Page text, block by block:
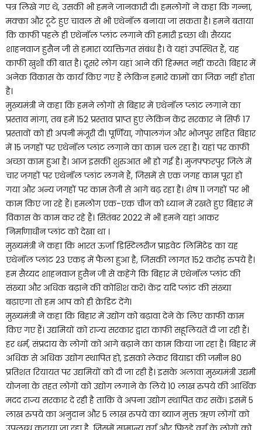
पत्र लिखे गए थे, उसकी भी हमने जानकारी दी। हमलोगों ने कहा कि गन्ना,
मक्का और टूटे हुए चावल से भी एथेनॉल बनाया जा सकता है। हमने बताया
कि काफी पहले ही एथेनॉल प्लांट लगाने की हमारी इच्छा थी। सैय्यद
शाहनवाज हुसैन जी से हमारा व्यक्तिगत संबंध है। वे यहां उपस्थित हैं, यह
काफी खुशी की बात है। दूसरे लोग यहां आने की हिम्मत नहीं करते। बिहार में
अनेक विकास के कार्य किए गए हैं लेकिन हमारे कामों का जिक्र नहीं होता
है।
मुख्यमंत्री ने कहा कि हमने लोगों से बिहार में एथेनॉल प्लांट लगाने का
प्रस्ताव मांगा, तब हमें 152 प्रस्ताव प्राप्त हुए लेकिन केंद्र सरकार ने सिर्फ 17
प्रस्तावों को ही अपनी मंजूरी दी। पूर्णिया, गोपालगंज और भोजपुर सहित बिहार
में 15 जगहों पर एथेनॉल प्लांट लगाने का काम चल रहा है। यहां पर काफी
अच्छा काम हुआ है। आज इसकी शुरुआत भी हो गई है। मुजफ्फरपुर जिले में
चार जगहों पर एथेनॉल प्लांट लगने हैं, जिसमें से एक जगह काम पूरा हो
गया और अन्य जगहों पर काम तेजी से आगे बढ़ रहा है। शेष 11 जगहों पर भी
काम किए जा रहे हैं। हमलोग एक-एक चीज को ध्यान में रखते हुए बिहार में
विकास के काम कर रहे हैं। सितंबर 2022 में भी हमने यहां आकर
निर्माणाधीन प्लांट को देखा था ।
मुख्यमंत्री ने कहा कि भारत ऊर्जा डिस्टिलरीज प्राइवेट लिमिटेड का यह
एथेनॉल प्लांट 23 एकड़ में फैला हुआ है, जिसकी लागत 152 करोड़ रुपये है।
हम सैय्यद शाहनवाज हुसैन जी से कहेंगे कि बिहार में एथेनॉल प्लांट की
संख्या और अधिक बढ़ाने की कोशिश करें। केंद्र यदि प्लांट की संख्या
बढ़ाएगा तो हम आप को ही क्रेडिट देंगे।
मुख्यमंत्री ने कहा कि बिहार में उद्योग को बढ़ावा देने के लिए काफी काम
किए गए हैं। उद्यमियों को राज्य सरकार द्वारा काफी सहूलियतें दी जा रही हैं।
हर धर्म, संप्रदाय के लोगों को आगे बढ़ाने का काम किया जा रहा है। बिहार में
अधिक से अधिक उद्योग स्थापित हो, इसको लेकर बियाडा की जमीन 80
प्रतिशत रियायत पर उद्यमियों को दी जा रही है। इसके अलावा मुख्यमंत्री उद्यमी
योजना के तहत लोगों को उद्योग लगाने के लिये 10 लाख रुपये की आर्थिक
मदद राज्य सरकार दे रही है ताकि वे अपना उद्योग स्थापित कर सकें। इसमें 5
लाख रुपये का अनुदान और 5 लाख रुपये का ब्याज मुक्त ऋण लोगों को